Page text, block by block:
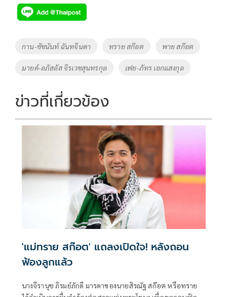
e
b
o
o
k
tt
er
p
y
Li
k
Tags
กาน-ชัชนันท์ ฉันทจินดา ทราย สก๊อต พาย สก๊อต
มายด์-ลภัสลัส จิรเวชสุนทรกุล เฟย-ภัทร เอกแสงกุล
ข่าวที่เกี่ยวข้อง
'แม่ทราย สก๊อต' แถลงเปิดใจ! หลังถอน
ฟ้องลูกแล้ว
นางจีรานุช ภิรมย์ภักดี มารดาของนายสิรณัฐ สก๊อต หรือทราย